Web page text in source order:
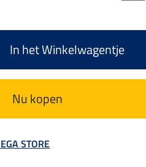
In het Winkelwagentje
Nu kopen
STORE